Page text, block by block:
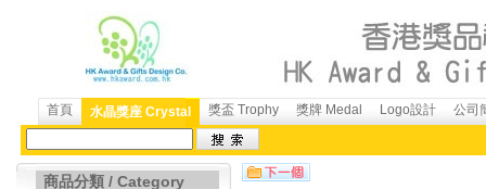
首頁 水晶獎座 Crystal 獎盃 Trophy 獎牌 Medal Logo設計 公司
商品分類 / Category